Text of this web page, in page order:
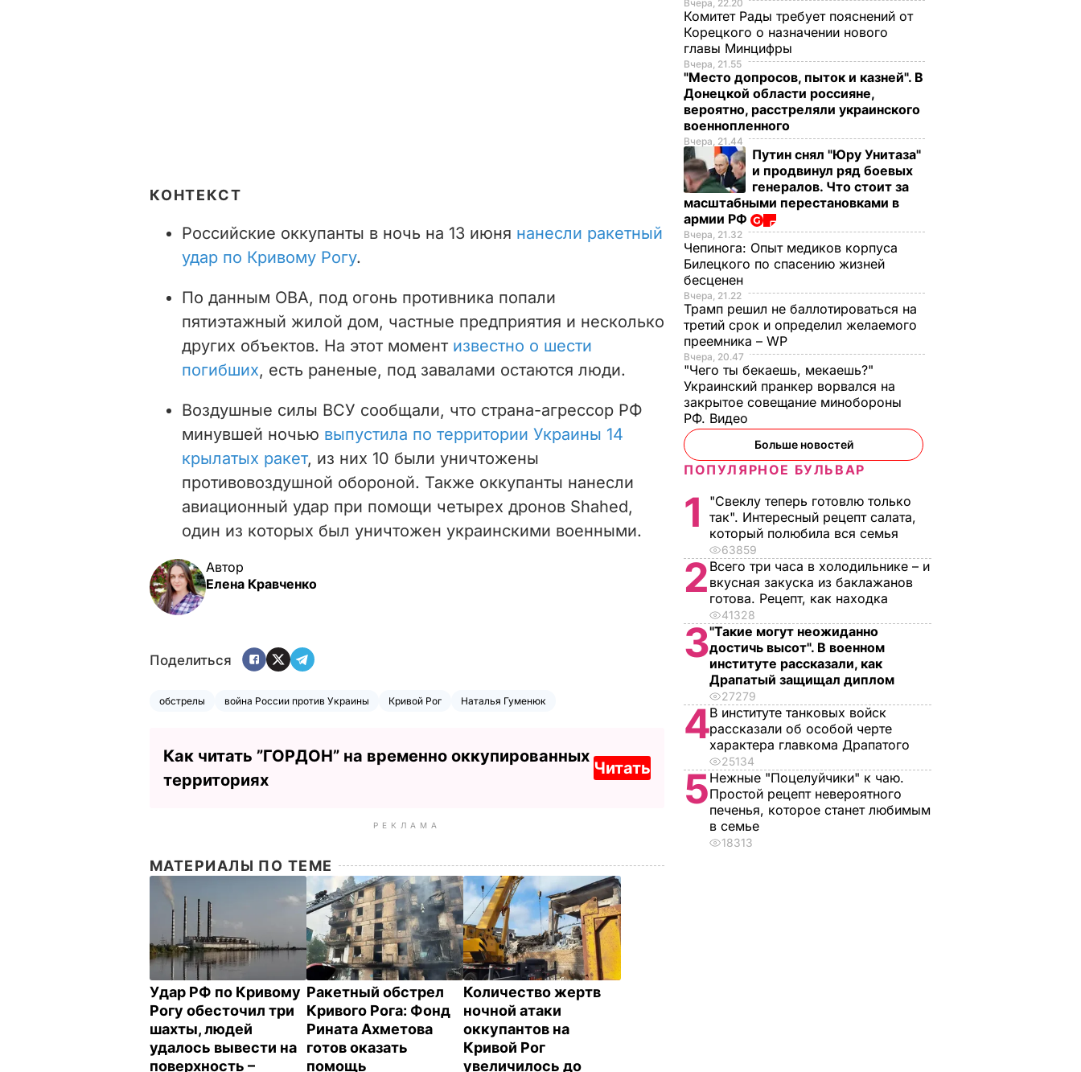
КОНТЕКСТ
Российские оккупанты в ночь на 13 июня нанесли ракетный
удар по Кривому Рогу.
По данным ОВА, под огонь противника попали
пятиэтажный жилой дом, частные предприятия и несколько
других объектов. На этот момент известно о шести
погибших, есть раненые, под завалами остаются люди.
Воздушные силы ВСУ сообщали, что страна-агрессор РФ
минувшей ночью выпустила по территории Украины 14
крылатых ракет, из них 10 были уничтожены
противовоздушной обороной. Также оккупанты нанесли
авиационный удар при помощи четырех дронов Shahed,
один из которых был уничтожен украинскими военными.
Автор
Елена Кравченко
Поделиться
обстрелы война России против Украины Кривой Рог Наталья Гуменюк
Как читать ”ГОРДОН” на временно оккупированных
территориях
Читать
РЕКЛАМА
МАТЕРИАЛЫ ПО ТЕМЕ
Удар РФ по Кривому
Рогу обесточил три
шахты, людей
удалось вывести на
поверхность –
Ракетный обстрел
Кривого Рога: Фонд
Рината Ахметова
готов оказать
помощь
Количество жертв
ночной атаки
оккупантов на
Кривой Рог
увеличилось до
Вчера, 22.20
Комитет Рады требует пояснений от
Корецкого о назначении нового
главы Минцифры
Вчера, 21.55
"Место допросов, пыток и казней". В
Донецкой области россияне,
вероятно, расстреляли украинского
военнопленного
Вчера, 21.44
Путин снял "Юру Унитаза"
и продвинул ряд боевых
генералов. Что стоит за
масштабными перестановками в
армии РФ
Вчера, 21.32
Чепинога: Опыт медиков корпуса
Билецкого по спасению жизней
бесценен
Вчера, 21.22
Трамп решил не баллотироваться на
третий срок и определил желаемого
преемника – WP
Вчера, 20.47
"Чего ты бекаешь, мекаешь?"
Украинский пранкер ворвался на
закрытое совещание минобороны
РФ. Видео
Больше новостей
ПОПУЛЯРНОЕ БУЛЬВАР
1
"Свеклу теперь готовлю только
так". Интересный рецепт салата,
который полюбила вся семья
63859
2 Всего три часа в холодильнике – и
вкусная закуска из баклажанов
готова. Рецепт, как находка
41328
3"Такие могут неожиданно
достичь высот". В военном
институте рассказали, как
Драпатый защищал диплом
27279
4В институте танковых войск
рассказали об особой черте
характера главкома Драпатого
25134
5Нежные "Поцелуйчики" к чаю.
Простой рецепт невероятного
печенья, которое станет любимым
в семье
18313